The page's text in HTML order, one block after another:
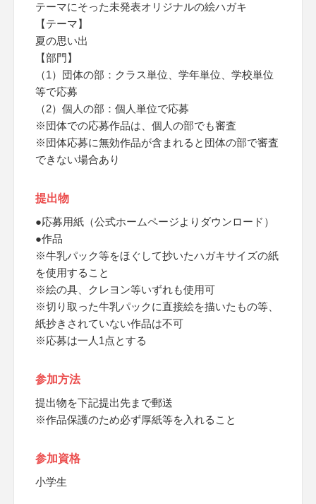
テーマにそった未発表オリジナルの絵ハガキ
【テーマ】
夏の思い出
【部門】
（1）団体の部：クラス単位、学年単位、学校単位
等で応募
（2）個人の部：個人単位で応募
※団体での応募作品は、個人の部でも審査
※団体応募に無効作品が含まれると団体の部で審査
できない場合あり
提出物
●応募用紙（公式ホームページよりダウンロード）
●作品
※牛乳パック等をほぐして抄いたハガキサイズの紙
を使用すること
※絵の具、クレヨン等いずれも使用可
※切り取った牛乳パックに直接絵を描いたもの等、
紙抄きされていない作品は不可
※応募は一人1点とする
参加方法
提出物を下記提出先まで郵送
※作品保護のため必ず厚紙等を入れること
参加資格
小学生